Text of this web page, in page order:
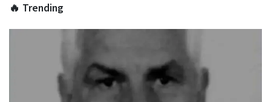
🔥 Trending